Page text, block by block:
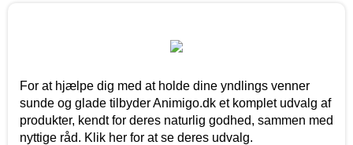
For at hjælpe dig med at holde dine yndlings venner
sunde og glade tilbyder Animigo.dk et komplet udvalg af
produkter, kendt for deres naturlig godhed, sammen med
nyttige råd. Klik her for at se deres udvalg.